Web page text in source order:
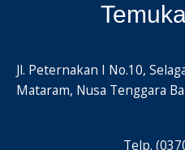
Jl. Peternakan I No.10,
Mataram, Nusa Tenggara
Telp.